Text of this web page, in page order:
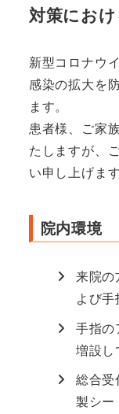
対策にお
新型コロナウ
感染の拡大を
ます。
患者様、ご家
たしますが、
い申し上げます
院内環境
来院の
よび手
手指の
増設し
総合受
製シー